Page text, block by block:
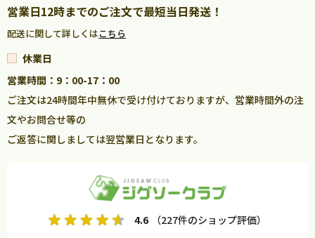
営業日12時までのご注文で最短当日発送！
配送に関して詳しくはこちら
休業日
営業時間：9：00-17：00
ご注文は24時間年中無休で受け付けておりますが、営業時間外の注
文やお問合せ等の
ご返答に関しましては翌営業日となります。
4.6 （227件のショップ評価）